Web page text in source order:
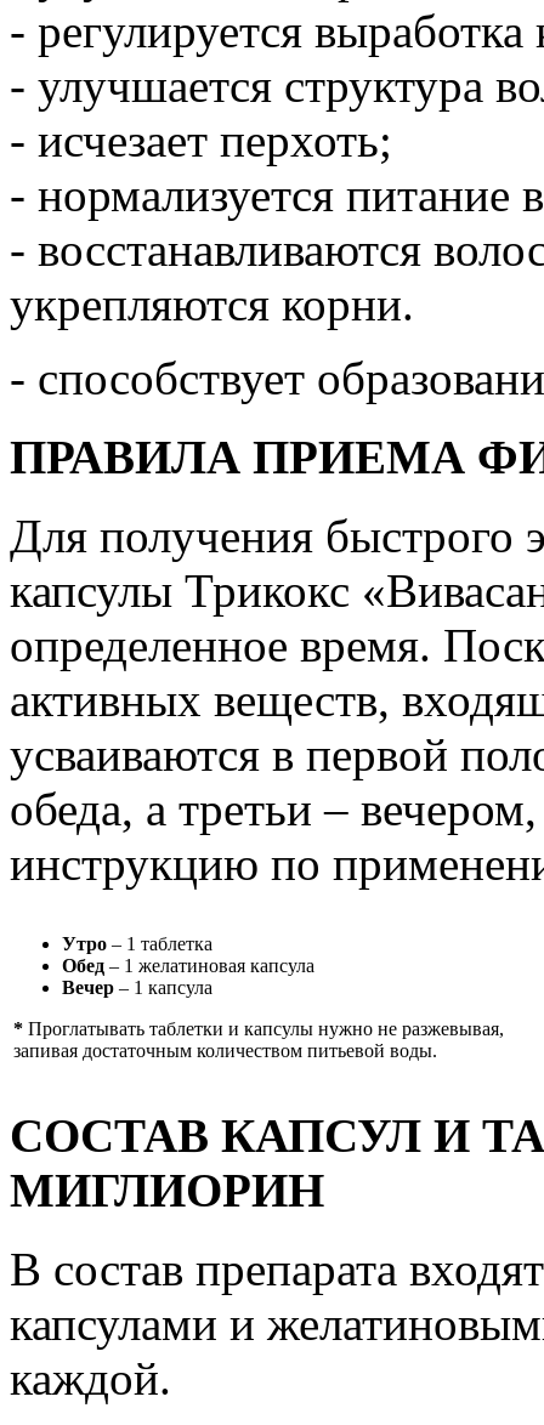
- регулируется
- улучшается структура
- исчезает перхоть;
- нормализуется
- восстанавливаются
укрепляются корни.
- способствует
ПРАВИЛА ПРИЕМА
Для получения быстрого
капсулы Трикокс
определенное время.
активных веществ,
усваиваются в первой
обеда, а третьи –
инструкцию по
Утро – 1 таблетка
Обед – 1 желатиновая капсула
Вечер – 1 капсула
* Проглатывать таблетки и капсулы нужно не разжевывая,
запивая достаточным количеством питьевой воды.
СОСТАВ КАПСУЛ И
МИГЛИОРИН
В состав препарата
капсулами и
каждой.